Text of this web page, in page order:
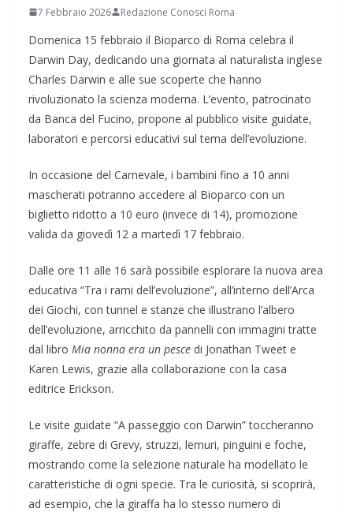
7 Febbraio 2026 Redazione Conosci Roma
Domenica 15 febbraio il Bioparco di Roma celebra il
Darwin Day, dedicando una giornata al naturalista inglese
Charles Darwin e alle sue scoperte che hanno
rivoluzionato la scienza moderna. L’evento, patrocinato
da Banca del Fucino, propone al pubblico visite guidate,
laboratori e percorsi educativi sul tema dell’evoluzione.
In occasione del Carnevale, i bambini fino a 10 anni
mascherati potranno accedere al Bioparco con un
biglietto ridotto a 10 euro (invece di 14), promozione
valida da giovedì 12 a martedì 17 febbraio.
Dalle ore 11 alle 16 sarà possibile esplorare la nuova area
educativa “Tra i rami dell’evoluzione”, all’interno dell’Arca
dei Giochi, con tunnel e stanze che illustrano l’albero
dell’evoluzione, arricchito da pannelli con immagini tratte
dal libro Mia nonna era un pesce di Jonathan Tweet e
Karen Lewis, grazie alla collaborazione con la casa
editrice Erickson.
Le visite guidate “A passeggio con Darwin” toccheranno
giraffe, zebre di Grevy, struzzi, lemuri, pinguini e foche,
mostrando come la selezione naturale ha modellato le
caratteristiche di ogni specie. Tra le curiosità, si scoprirà,
ad esempio, che la giraffa ha lo stesso numero di